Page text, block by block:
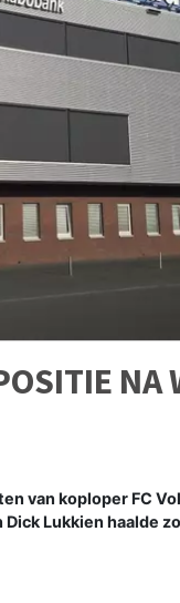
NA
van koploper FC
Lukkien haalde